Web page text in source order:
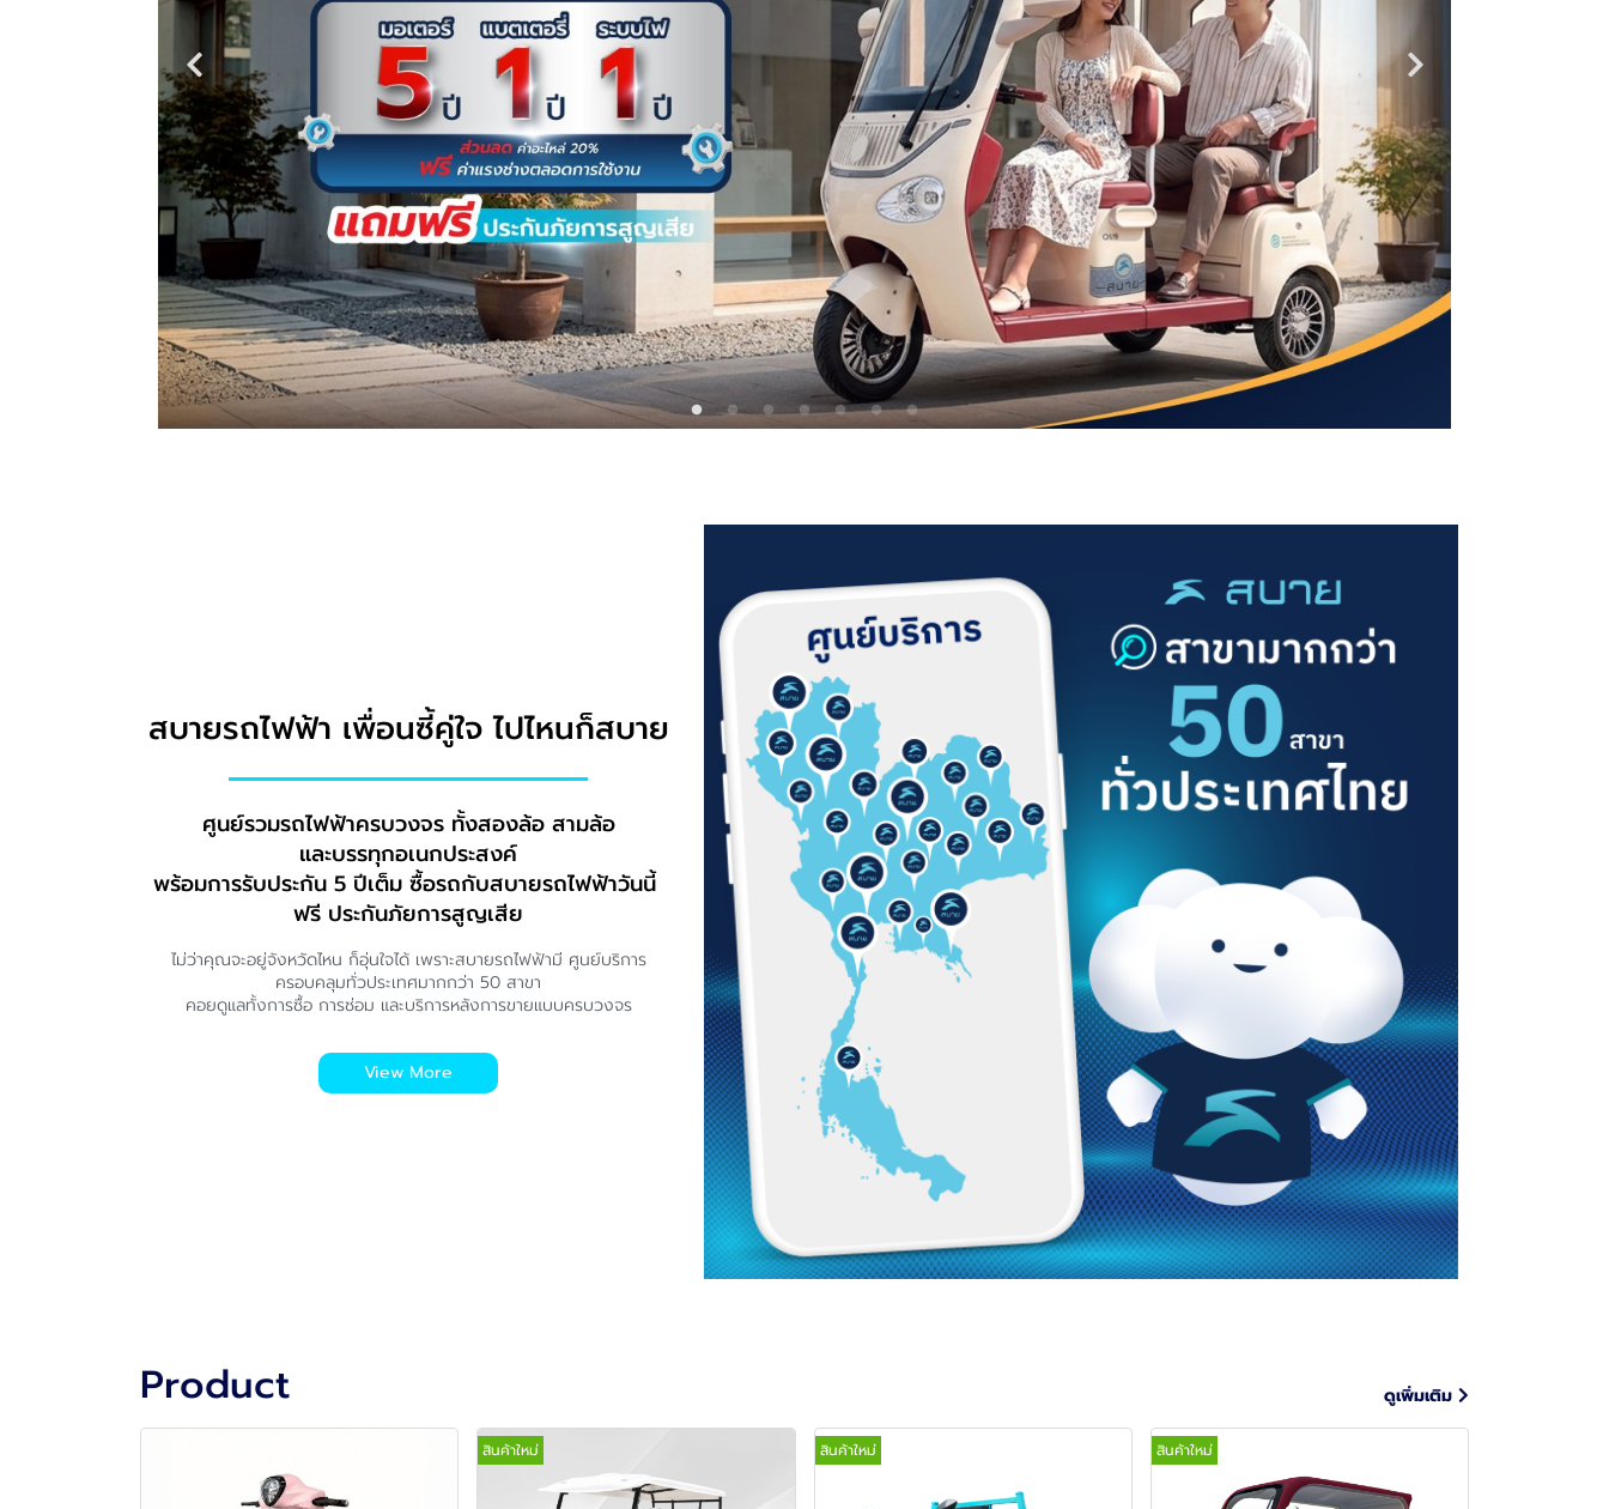
สบายรถไฟฟ้า เพื่อนซี้คู่ใจ ไปไหนก็สบาย
ศูนย์รวมรถไฟฟ้าครบวงจร ทั้งสองล้อ สามล้อ
และบรรทุกอเนกประสงค์
พร้อมการรับประกัน 5 ปีเต็ม ซื้อรถกับสบายรถไฟฟ้าวันนี้
ฟรี ประกันภัยการสูญเสีย
ไม่ว่าคุณจะอยู่จังหวัดไหน ก็อุ่นใจได้ เพราะสบายรถไฟฟ้ามี ศูนย์บริการ
ครอบคลุมทั่วประเทศมากกว่า 50 สาขา
คอยดูแลทั้งการซื้อ การซ่อม และบริการหลังการขายแบบครบวงจร
View More
Product ดูเพิ่มเติม
สินค้าใหม่ สินค้าใหม่ สินค้าใหม่